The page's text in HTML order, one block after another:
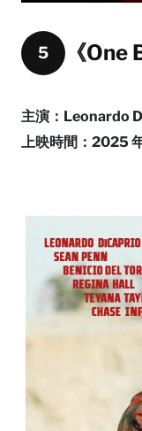
5 《
主演：Leonardo
上映時間：2025